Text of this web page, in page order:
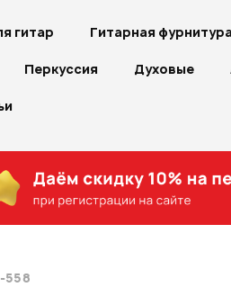
гитар Гитарная фурнитура
Перкуссия Духовые
558